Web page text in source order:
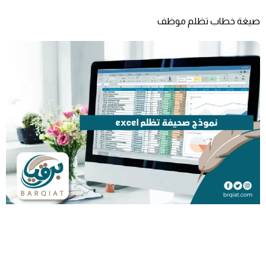
صيغة خطاب تظلم موظف